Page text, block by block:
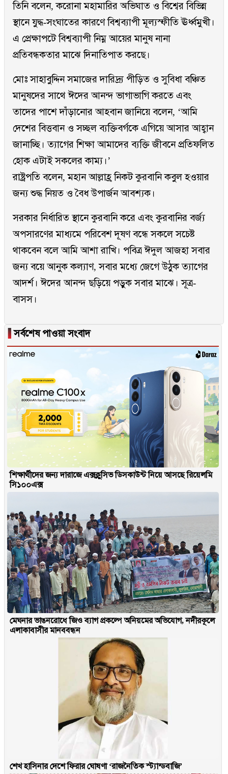
তিনি বলেন, করোনা মহামারির অভিঘাত ও বিশ্বের বিভিন্ন
স্থানে যুদ্ধ-সংঘাতের কারণে বিশ্বব্যাপী মূল্যস্ফীতি ঊর্ধ্বমুখী।
এ প্রেক্ষাপটে বিশ্বব্যাপী নিম্ন আয়ের মানুষ নানা
প্রতিবন্ধকতার মাঝে দিনাতিপাত করছে।
মোঃ সাহাবুদ্দিন সমাজের দারিদ্র্য পীড়িত ও সুবিধা বঞ্চিত
মানুষদের সাথে ঈদের আনন্দ ভাগাভাগি করতে এবং
তাদের পাশে দাঁড়ানোর আহবান জানিয়ে বলেন, ‘আমি
দেশের বিত্তবান ও সচ্ছল ব্যক্তিবর্গকে এগিয়ে আসার আহ্বান
জানাচ্ছি। ত্যাগের শিক্ষা আমাদের ব্যক্তি জীবনে প্রতিফলিত
হোক এটাই সকলের কাম্য।’
রাষ্ট্রপতি বলেন, মহান আল্লাহ্র নিকট কুরবানি কবুল হওয়ার
জন্য শুদ্ধ নিয়ত ও বৈধ উপার্জন আবশ্যক।
সরকার নির্ধারিত স্থানে কুরবানি করে এবং কুরবানির বর্জ্য
অপসারণের মাধ্যমে পরিবেশ দূষণ বন্ধে সকলে সচেষ্ট
থাকবেন বলে আমি আশা রাখি। পবিত্র ঈদুল আজহা সবার
জন্য বয়ে আনুক কল্যাণ, সবার মধ্যে জেগে উঠুক ত্যাগের
আদর্শ। ঈদের আনন্দ ছড়িয়ে পড়ুক সবার মাঝে। সূত্র-
বাসস।
▐সর্বশেষ পাওয়া সংবাদ
শিক্ষার্থীদের জন্য দারাজে এক্সক্লুসিভ ডিসকাউন্ট নিয়ে আসছে রিয়েলমি
সি১০০এক্স
মেঘনার ভাঙনরোধে জিও ব্যাগ প্রকল্পে অনিয়মের অভিযোগ, নদীরকূলে
এলাকাবাসীর মানববন্ধন
শেখ হাসিনার দেশে ফিরার ঘোষণা ‘রাজনৈতিক স্ট্যান্ডবাজি’